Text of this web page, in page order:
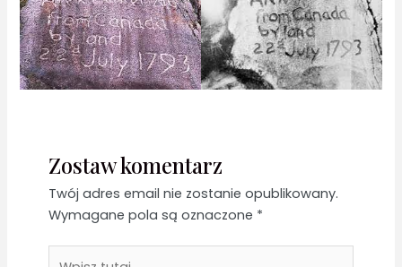
Zostaw komentarz
Twój adres email nie zostanie opublikowany.
Wymagane pola są oznaczone *